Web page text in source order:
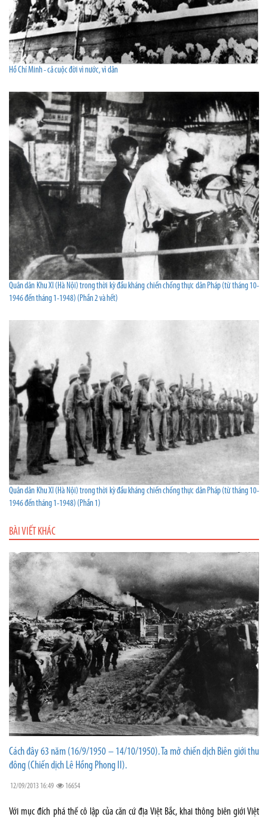
Hồ Chí Minh - cả cuộc đời vì nước, vì dân
Quân dân Khu XI (Hà Nội) trong thời kỳ đầu kháng chiến chống thực dân Pháp (từ tháng 10-
1946 đến tháng 1-1948) (Phần 2 và hết)
Quân dân Khu XI (Hà Nội) trong thời kỳ đầu kháng chiến chống thực dân Pháp (từ tháng 10-
1946 đến tháng 1-1948) (Phần 1)
BÀI VIẾT KHÁC
Cách đây 63 năm (16/9/1950 – 14/10/1950). Ta mở chiến dịch Biên giới thu
đông (Chiến dịch Lê Hồng Phong II).
12/09/2013 16:49 16654
Với mục đích phá thế cô lập của căn cứ địa Việt Bắc, khai thông biên giới Việt